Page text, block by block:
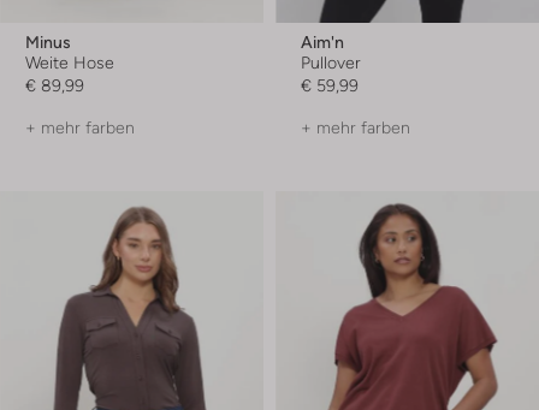
Minus
Weite Hose
€ 89,99
+ mehr farben
Aim'n
Pullover
€ 59,99
+ mehr farben